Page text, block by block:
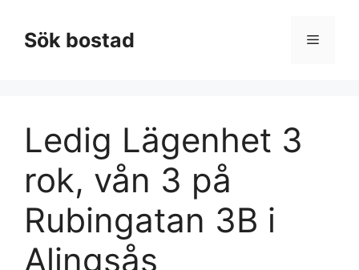
innehållSök bostad Meny
Ledig Lägenhet 3
rok, vån 3 på
Rubingatan 3B i
Alingsås